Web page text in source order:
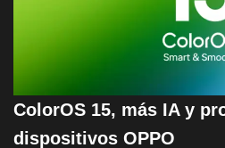
ColorOS 15, más IA y
dispositivos OPPO